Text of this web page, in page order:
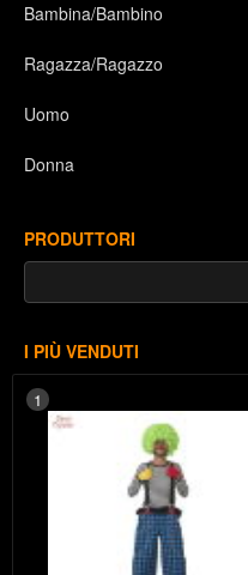
Bambina/Bambino
Ragazza/Ragazzo
Uomo
Donna
PRODUTTORI
I PIÙ VENDUTI
1